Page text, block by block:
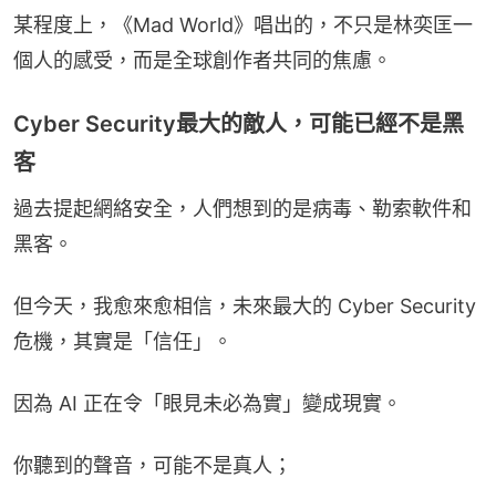
某程度上，《Mad World》唱出的，不只是林奕匡一
個人的感受，而是全球創作者共同的焦慮。
Cyber Security最大的敵人，可能已經不是黑
客
過去提起網絡安全，人們想到的是病毒、勒索軟件和
黑客。
但今天，我愈來愈相信，未來最大的 Cyber Security
危機，其實是「信任」。
因為 AI 正在令「眼見未必為實」變成現實。
你聽到的聲音，可能不是真人；